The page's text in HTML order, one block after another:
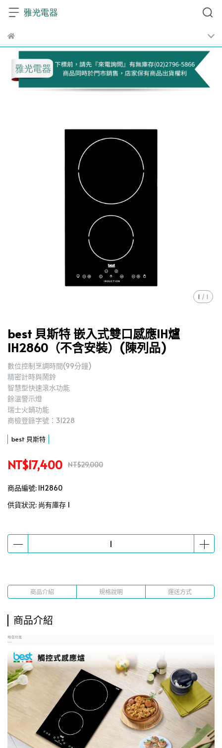
1 / 1
best 貝斯特 嵌入式雙口感應IH爐
IH2860（不含安裝）(陳列品)
數位控制烹調時間(99分鐘)
精密計時與鬧鈴
智慧型快速滾水功能
餘溫警示燈
瑞士火鍋功能
商檢登錄字號：31228
best 貝斯特
NT$17,400 NT$29,000
商品編號: IH2860
供貨狀況: 尚有庫存 1
商品介紹 規格說明 運送方式
商品介紹